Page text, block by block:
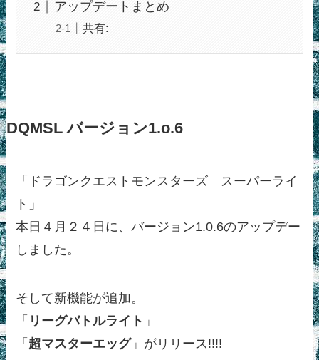
アップデートまとめ
共有:
DQMSL バージョン1.o.6
「ドラゴンクエストモンスターズ スーパーライ
ト」
本日４月２４日に、バージョン1.0.6のアップデー
しました。
そして新機能が追加。
「 リーグバトルライト 」
「 超マスターエッグ」がリリース!!!!